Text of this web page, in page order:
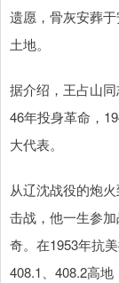
遗愿，骨灰安葬
土地。
据介绍，王占山
46年投身革命，
大代表。
从辽沈战役的炮
击战，他一生参
奇。在1953年抗
408.1、408.2高